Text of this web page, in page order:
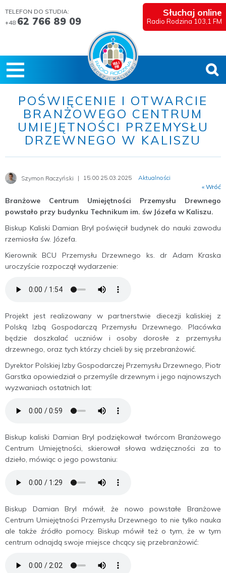
TELEFON DO STUDIA:
+48 62 766 89 09
Słuchaj online
Radio Rodzina 103,1 FM
POŚWIĘCENIE I OTWARCIE
BRANŻOWEGO CENTRUM
UMIEJĘTNOŚCI PRZEMYSŁU
DRZEWNEGO W KALISZU
Szymon Raczyński 15:00 25.03.2025
Aktualności
« Wróć
Branżowe Centrum Umiejętności Przemysłu Drewnego
powstało przy budynku Technikum im. św Józefa w Kaliszu.
Biskup Kaliski Damian Bryl poświęcił budynek do nauki zawodu
rzemiosła św. Józefa.
Kierownik BCU Przemysłu Drzewnego ks. dr Adam Kraska
uroczyście rozpoczął wydarzenie:
Projekt jest realizowany w partnerstwie diecezji kaliskiej z
Polską Izbą Gospodarczą Przemysłu Drzewnego. Placówka
będzie doszkalać uczniów i osoby dorosłe z przemysłu
drzewnego, oraz tych którzy chcieli by się przebranżowić.
Dyrektor Polskiej Izby Gospodarczej Przemysłu Drzewnego, Piotr
Garstka opowiedział o przemyśle drzewnym i jego najnowszych
wyzwaniach ostatnich lat:
Biskup kaliski Damian Bryl podziękował twórcom Branżowego
Centrum Umiejętności, skierował słowa wdzięczności za to
dzieło, mówiąc o jego powstaniu:
Biskup Damian Bryl mówił, że nowo powstałe Branżowe
Centrum Umiejętności Przemysłu Drzewnego to nie tylko nauka
ale także źródło pomocy. Biskup mówił też o tym, że w tym
centrum odnajdą swoje miejsce chcący się przebranżowić: